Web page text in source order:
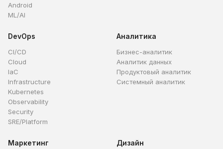
Android
ML/AI
DevOps
CI/CD
Cloud
IaC
Infrastructure
Kubernetes
Observability
Security
SRE/Platform
Аналитика
Бизнес-аналитик
Аналитик данных
Продуктовый аналитик
Системный аналитик
Маркетинг Дизайн